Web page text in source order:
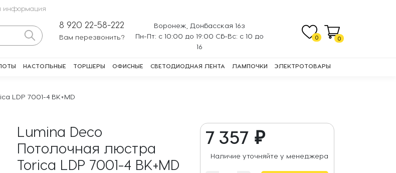
информация
8 920 22-58-222
Вам перезвонить?
Воронеж, Донбасская 16з
Пн-Пт: с 10:00 до 19:00 Сб-Вс: с 10 до
16
0 0
НАСТОЛЬНЫЕ ТОРШЕРЫ ОФИСНЫЕ СВЕТОДИОДНАЯ ЛЕНТА ЛАМПОЧКИ ЭЛЕКТРОТОВАРЫ
LDP 7001-4 BK+MD
Lumina Deco
Потолочная люстра
Torica LDP 7001-4 BK+MD
7 357 ₽
Наличие уточняйте у менеджера